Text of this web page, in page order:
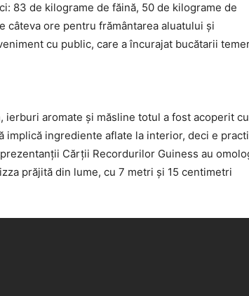
83 de kilograme de făină, 50 de kilograme de
câteva ore pentru frământarea aluatului şi
cu public, care a încurajat bucătarii
ierburi aromate şi măsline totul a fost acoperit cu
implică ingrediente aflate la interior, deci e
Cărţii Recordurilor Guiness au
prăjită din lume, cu 7 metri şi 15 centimetri